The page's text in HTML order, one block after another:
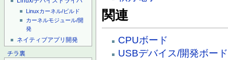
Linuxカーネル/ビルド
カーネルモジュール/開
発
ネイティブアプリ開発
チラ裏
関連
CPUボード
USBデバイス/開発ボード